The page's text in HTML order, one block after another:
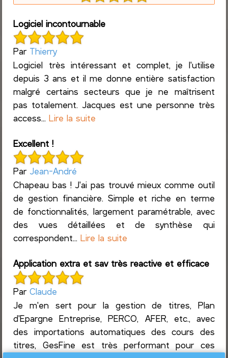
Logiciel incontournable
Par Thierry
Logiciel très intéressant et complet, je l'utilise
depuis 3 ans et il me donne entière satisfaction
malgré certains secteurs que je ne maîtrisent
pas totalement. Jacques est une personne très
access...Lire la suite
Excellent !
Par Jean-André
Chapeau bas ! J'ai pas trouvé mieux comme outil
de gestion financière. Simple et riche en terme
de fonctionnalités, largement paramétrable, avec
des vues détaillées et de synthèse qui
correspondent...Lire la suite
Application extra et sav très reactive et efficace
ParClaude
Je m'en sert pour la gestion de titres, Plan
d'Epargne Entreprise, PERCO, AFER, etc., avec
des importations automatiques des cours des
titres, GesFine est très performant pour ces